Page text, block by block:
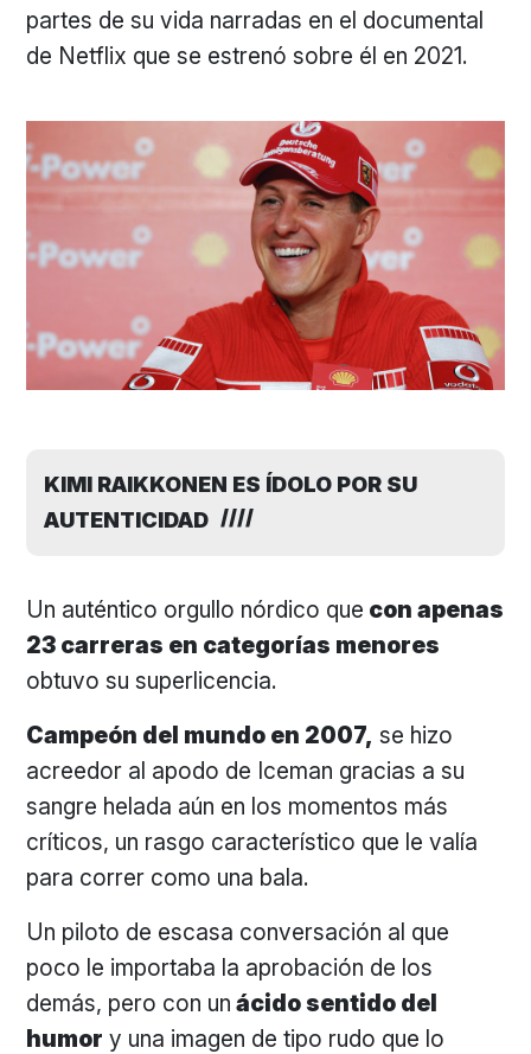
partes de su vida narradas en el documental
de Netflix que se estrenó sobre él en 2021.
KIMI RAIKKONEN ES ÍDOLO POR SU
AUTENTICIDAD
Un auténtico orgullo nórdico que con apenas
23 carreras en categorías menores
obtuvo su superlicencia.
Campeón del mundo en 2007, se hizo
acreedor al apodo de Iceman gracias a su
sangre helada aún en los momentos más
críticos, un rasgo característico que le valía
para correr como una bala.
Un piloto de escasa conversación al que
poco le importaba la aprobación de los
demás, pero con un ácido sentido del
humor y una imagen de tipo rudo que lo